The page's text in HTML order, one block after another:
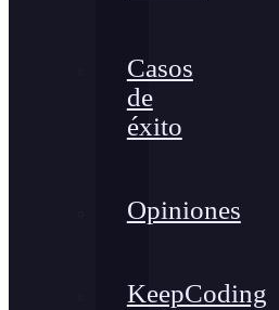
Casos
de
éxito
Opiniones
KeepCoding